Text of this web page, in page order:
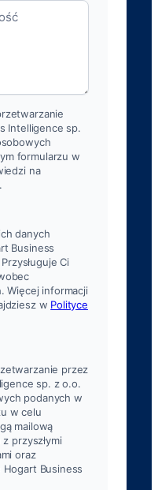
Intelligence sp.
formularzu w
na
danych
Business
Ci
Więcej informacji
w Polityce
przez
sp. z o.o.
podanych w
w celu
mailową
przyszłymi
oraz
Business